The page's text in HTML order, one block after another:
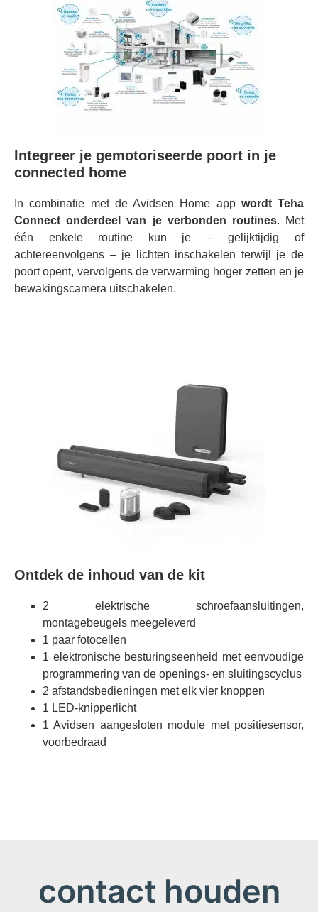
Integreer je gemotoriseerde poort in je
connected home
In combinatie met de Avidsen Home app wordt Teha
Connect onderdeel van je verbonden routines. Met
één enkele routine kun je – gelijktijdig of
achtereenvolgens – je lichten inschakelen terwijl je de
poort opent, vervolgens de verwarming hoger zetten en je
bewakingscamera uitschakelen.
Ontdek de inhoud van de kit
2 elektrische schroefaansluitingen,
montagebeugels meegeleverd
1 paar fotocellen
1 elektronische besturingseenheid met eenvoudige
programmering van de openings- en sluitingscyclus
2 afstandsbedieningen met elk vier knoppen
1 LED-knipperlicht
1 Avidsen aangesloten module met positiesensor,
voorbedraad
contact houden